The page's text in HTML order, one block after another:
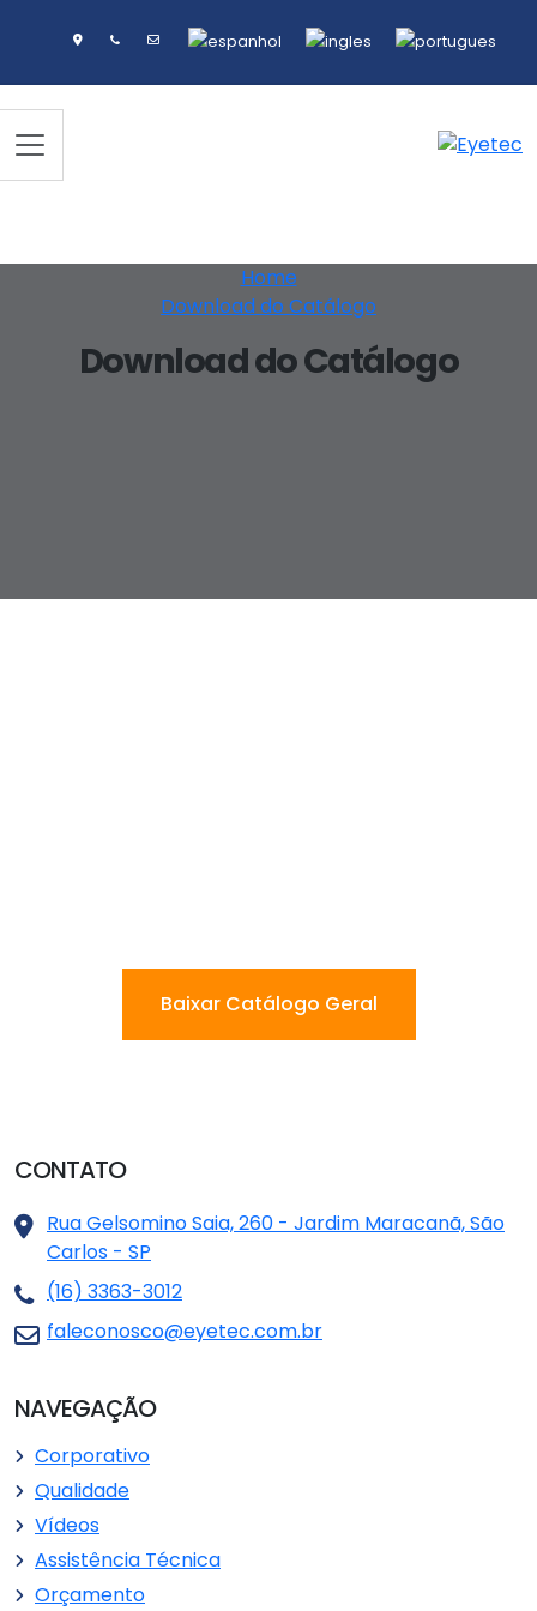
Download do Catálogo
Home
Download do Catálogo
Baixar Catálogo Geral
CONTATO
Rua Gelsomino Saia, 260 - Jardim Maracanã, São
Carlos - SP
(16) 3363-3012
faleconosco@eyetec.com.br
NAVEGAÇÃO
Corporativo
Qualidade
Vídeos
Assistência Técnica
Orçamento